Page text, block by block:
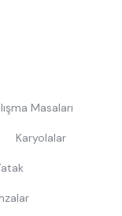
Masaları
Karyolalar